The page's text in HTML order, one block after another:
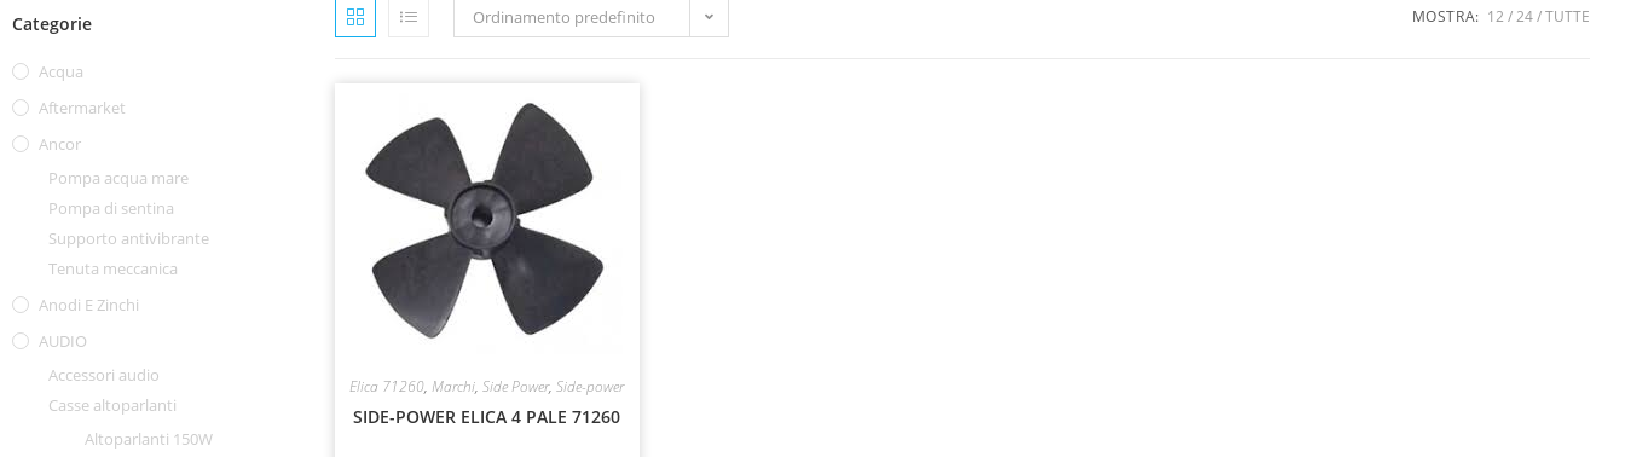
Categorie
Acqua
Aftermarket
Ancor
Pompa acqua mare
Pompa di sentina
Supporto antivibrante
Tenuta meccanica
Anodi E Zinchi
AUDIO
Accessori audio
Casse altoparlanti
Altoparlanti 150W
Ordinamento predefinito MOSTRA: 12 24 TUTTE
Elica 71260,Marchi,Side Power,Side-power
SIDE-POWER ELICA 4 PALE 71260